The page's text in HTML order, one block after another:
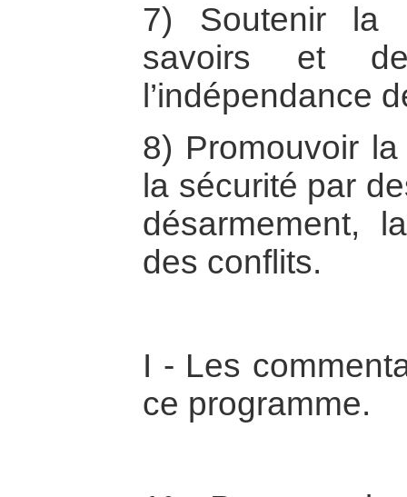
7) Soutenir la
savoirs et de
l’indépendance
8) Promouvoir
la sécurité par
désarmement,
des conflits.
I - Les
ce programme.